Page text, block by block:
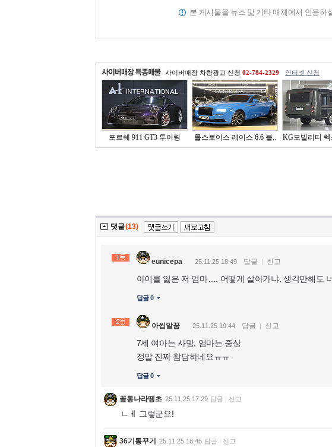
본 게시물을 뉴스 및 기타 매체에서 인용하
사이버매장 차량광고 신청 02-784-2329 인터넷 신청
포르쉐 911 GT3 투어링 롤스로이스 레이스 6.6 블..
KG모빌리티
댓글(13)
eunicepa 25.11.25 18:49 답글 신고
아이를 잃은 저 엄마…. 어떻게 살아가냐. 생각만해도
답글 0
아씹알꿈 25.11.25 19:44 답글 신고
7세 여아는 사망, 엄마는 중상
정말 진짜 참담하네요ㅠㅠ
답글 0
꼴통나라땡초 25.11.25 17:29 답글 신고
ㄴㅔ 그렇군요!
36기통꾸기 25.11.25 18:45 답글 신고